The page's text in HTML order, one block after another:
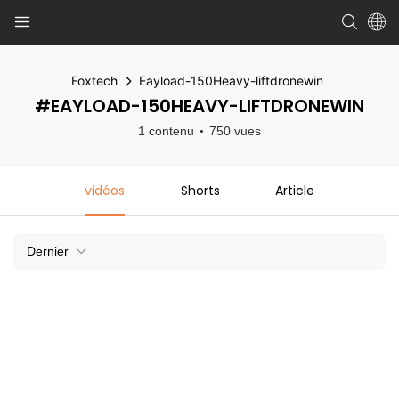
Foxtech Eayload-150Heavy-liftdronewin
#EAYLOAD-150HEAVY-LIFTDRONEWIN
1 contenu 750 vues
vidéos Shorts Article
Dernier